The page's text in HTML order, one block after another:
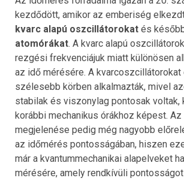
kezdődött, amikor az emberiség
kvarc alapú oszcillátorokat és
atomórákat. A kvarc alapú
rezgési frekvenciájuk miatt különösen
az idő mérésére. A kvarcoszcillátorokat
szélesebb körben alkalmazták, mivel
stabilak és viszonylag pontosak voltak,
korábbi mechanikus órákhoz képest. Az
megjelenése pedig még nagyobb
az időmérés pontosságában, hiszen
már a kvantummechanikai alapelveket
mérésére, amely rendkívüli